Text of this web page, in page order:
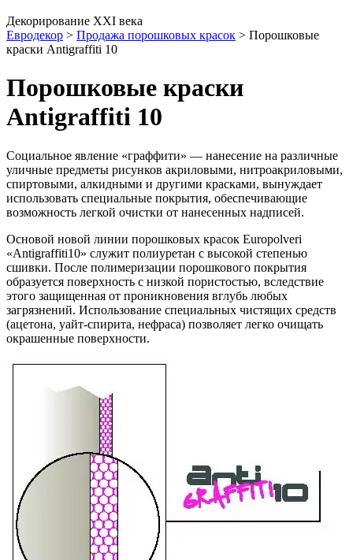
Декорирование XXI века
Евродекор > Продажа порошковых красок > Порошковые
краски Antigraffiti 10
Порошковые краски
Antigraffiti 10
Социальное явление «граффити» — нанесение на различные
уличные предметы рисунков акриловыми, нитроакриловыми,
спиртовыми, алкидными и другими красками, вынуждает
использовать специальные покрытия, обеспечивающие
возможность легкой очистки от нанесенных надписей.
Основой новой линии порошковых красок Europolveri
«Antigraffiti10» служит полиуретан с высокой степенью
сшивки. После полимеризации порошкового покрытия
образуется поверхность с низкой пористостью, вследствие
этого защищенная от проникновения вглубь любых
загрязнений. Использование специальных чистящих средств
(ацетона, уайт-спирита, нефраса) позволяет легко очищать
окрашенные поверхности.